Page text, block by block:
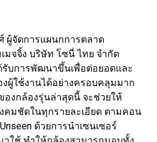
ผู้จัดการแผนกการตลาด
จจิ้ง บริษัท โซนี่ ไทย จำกัด
ด้รับการพัฒนาขึ้นเพื่อต่อยอดและ
ผู้ใช้งานได้อย่างครอบคลุมมาก
งกล้องรุ่นล่าสุดนี้ จะช่วยให้
คมชัดในทุกรายละเอียด ตามคอน
ด้วยการนำเซนเซอร์